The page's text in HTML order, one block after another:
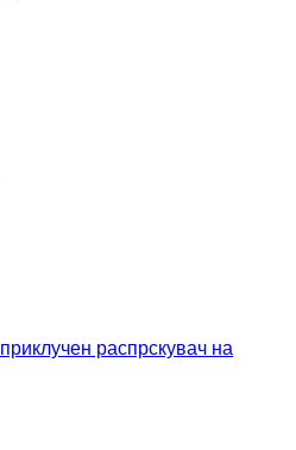
приклучен распрскувач на